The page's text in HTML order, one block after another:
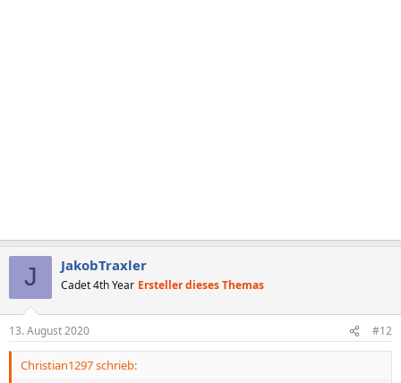
J JakobTraxler
Cadet 4th Year Ersteller dieses Themas
13. August 2020 #12
Christian1297 schrieb: